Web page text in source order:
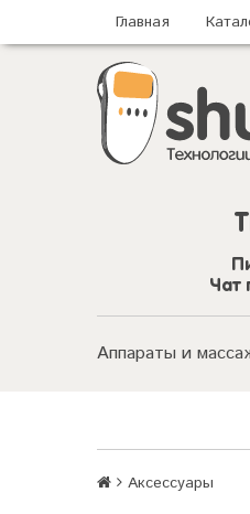
Главная
Чат
Аппараты и
Аксессуары